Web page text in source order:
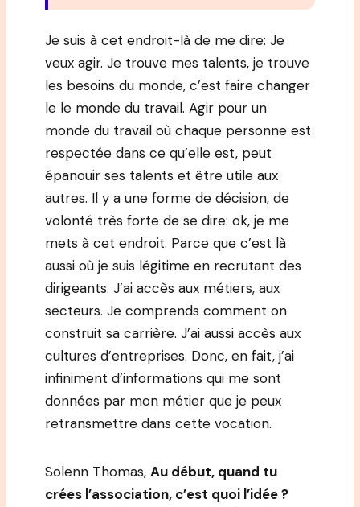
Je suis à cet endroit-là de me dire: Je
veux agir. Je trouve mes talents, je trouve
les besoins du monde, c’est faire changer
le le monde du travail. Agir pour un
monde du travail où chaque personne est
respectée dans ce qu’elle est, peut
épanouir ses talents et être utile aux
autres. Il y a une forme de décision, de
volonté très forte de se dire: ok, je me
mets à cet endroit. Parce que c’est là
aussi où je suis légitime en recrutant des
dirigeants. J’ai accès aux métiers, aux
secteurs. Je comprends comment on
construit sa carrière. J’ai aussi accès aux
cultures d’entreprises. Donc, en fait, j’ai
infiniment d’informations qui me sont
données par mon métier que je peux
retransmettre dans cette vocation.
Solenn Thomas, Au début, quand tu
crées l’association, c’est quoi l’idée ?